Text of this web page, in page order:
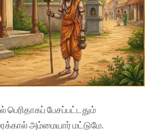
பேசப்பட்டதும்
அம்மையார் மட்டுமே.